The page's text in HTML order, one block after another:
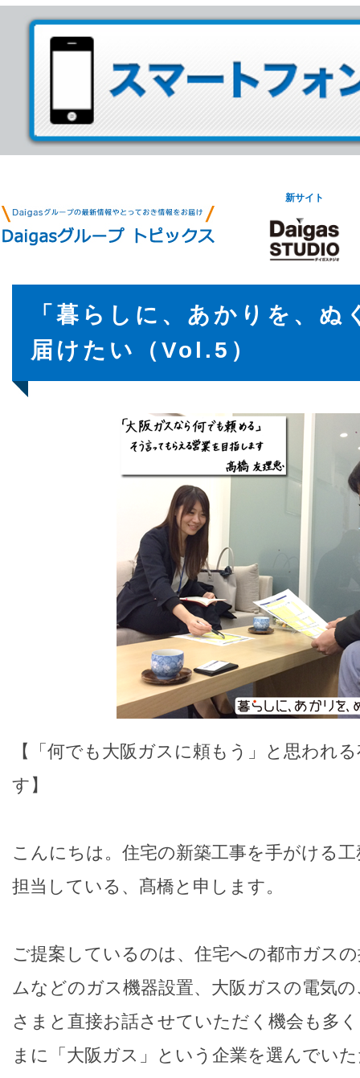
新サイト
「暮らしに、あかりを、ぬ
届けたい（Vol.5）
【「何でも大阪ガスに頼もう」と思われ
す】
こんにちは。住宅の新築工事を手がける
担当している、髙橋と申します。
ご提案しているのは、住宅への都市ガス
ムなどのガス機器設置、大阪ガスの電気
さまと直接お話させていただく機会も多
まに「大阪ガス」という企業を選んでい